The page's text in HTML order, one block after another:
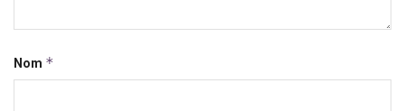
Nom *